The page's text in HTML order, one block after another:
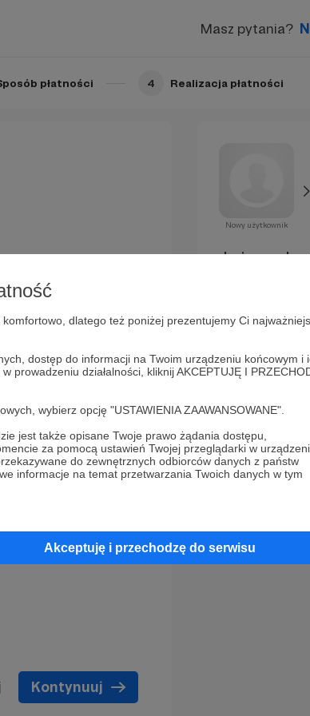
dlatego też poniżej prezentujemy Ci
dostęp do informacji na Twoim urządzeniu końcowym i
działalności, kliknij AKCEPTUJĘ I
wybierz opcję "USTAWIENIA ZAAWANSOWANE".
jest także opisane Twoje prawo żądania dostępu,
za pomocą ustawień Twojej przeglądarki w
do zewnętrznych odbiorców danych z państw
informacje na temat przetwarzania Twoich danych w tym
Akceptuję i przechodzę do serwisu
Masz pytania?
płatności 4 Realizacja płatności
Kontynuuj
Nowy użytkownik
Już za